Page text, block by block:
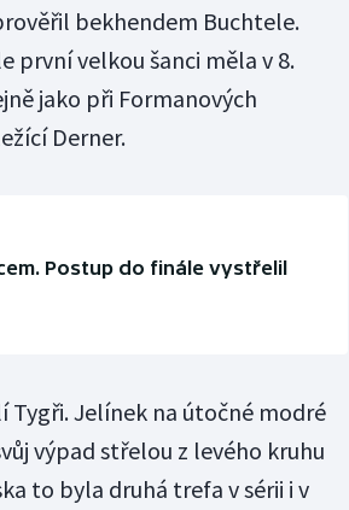
bekhendem Buchtele.
první velkou šanci měla v 8.
jako při Formanových
Derner.
Postup do finále vystřelil
Tygři. Jelínek na útočné modré
výpad střelou z levého kruhu
to byla druhá trefa v sérii i v